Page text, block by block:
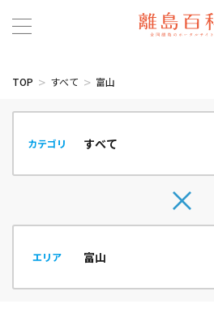
TOP すべて 富山
カテゴリ
エリア